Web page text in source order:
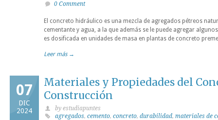
0 Comment
El concreto hidráulico es una mezcla de agregados pétreos
cementante y agua, a la que además se le puede agregar
es dosificada en unidades de masa en plantas de concreto
Leer más →
07
DIC
2024
Materiales y Propiedades del
Construcción
by estudiapuntes
agregados, cemento, concreto, durabilidad, materiales de